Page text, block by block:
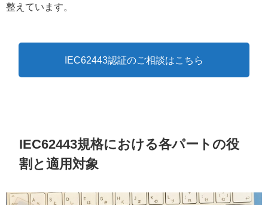
整えています。
IEC62443認証のご相談はこちら
IEC62443規格における各パートの役
割と適用対象